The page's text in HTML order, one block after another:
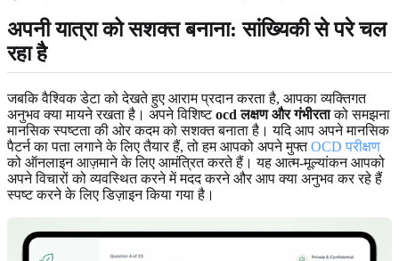
अपनी यात्रा को सशक्त बनाना: सांख्यिकी से परे चल
रहा है
जबकि वैश्विक डेटा को देखते हुए आराम प्रदान करता है, आपका व्यक्तिगत
अनुभव क्या मायने रखता है। अपने विशिष्टocd लक्षण और गंभीरताको समझना
मानसिक स्पष्टता की ओर कदम को सशक्त बनाता है। यदि आप अपने मानसिक
पैटर्न का पता लगाने के लिए तैयार हैं, तो हम आपको अपने मुफ्तOCD परीक्षण
को ऑनलाइन आज़माने के लिए आमंत्रित करते हैं। यह आत्म-मूल्यांकन आपको
अपने विचारों को व्यवस्थित करने में मदद करने और आप क्या अनुभव कर रहे हैं
स्पष्ट करने के लिए डिज़ाइन किया गया है।